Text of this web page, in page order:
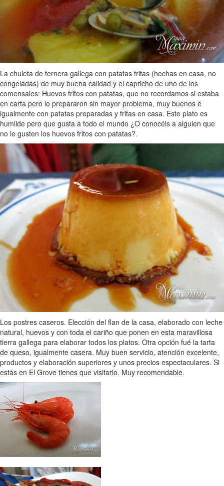
La chuleta de ternera gallega con patatas fritas (hechas en casa, no
congeladas) de muy buena calidad y el capricho de uno de los
comensales: Huevos fritos con patatas, que no recordamos si estaba
en carta pero lo prepararon sin mayor problema, muy buenos e
igualmente con patatas preparadas y fritas en casa. Este plato es
humilde pero que gusta a todo el mundo ¿O conocéis a alguien que
no le gusten los huevos fritos con patatas?.
Los postres caseros. Elección del flan de la casa, elaborado con leche
natural, huevos y con toda el cariño que ponen en esta maravillosa
tierra gallega para elaborar todos los platos. Otra opción fué la tarta
de queso, igualmente casera. Muy buen servicio, atención excelente,
productos y elaboración superiores y unos precios espectaculares. Si
estás en El Grove tienes que visitarlo. Muy recomendable.